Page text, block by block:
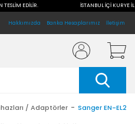
EDİLİR. İSTANBUL İÇİ KURYE
Hakkımızda Banka Hesaplarımız İletişim
/ Adaptörler Sanger EN-EL23